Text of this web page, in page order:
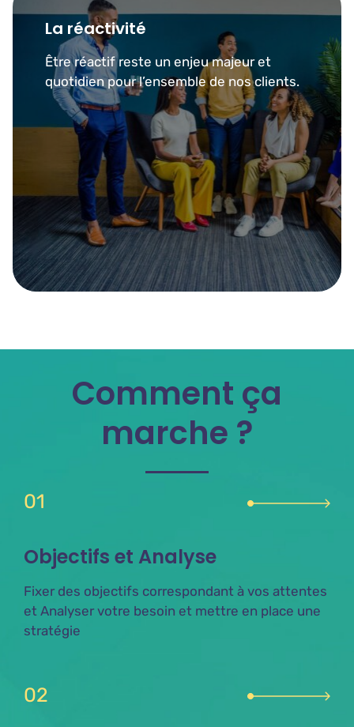
La réactivité
Être réactif reste un enjeu majeur et
quotidien pour l’ensemble de nos clients.
Comment ça
marche ?
01
Objectifs et Analyse
Fixer des objectifs correspondant à vos attentes
et Analyser votre besoin et mettre en place une
stratégie
02